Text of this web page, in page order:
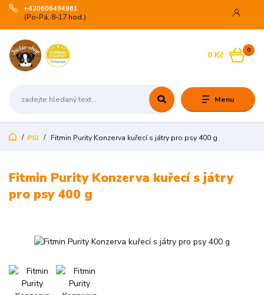
Menu
+420606494961
(Po-Pá, 8-17 hod.)
0
0 Kč
PSI Fitmin Purity Konzerva kuřecí s játry pro psy 400 g
Fitmin Purity Konzerva kuřecí s játry
pro psy 400 g